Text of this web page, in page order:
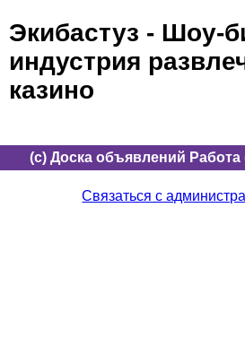
Экибастуз - Шоу-
индустрия
казино
(c) Доска объявлений
Связаться с